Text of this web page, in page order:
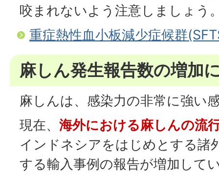
咬まれないよう注意しましょう
重症熱性血小板減少症候群
麻しん発生報告数の増加
麻しんは、感染力の非常に強い
現在、 海外における麻しんの流
インドネシアをはじめとする諸
する輸入事例の報告が増加して